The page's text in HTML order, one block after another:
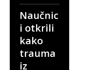
Naučnic
i otkrili
kako
trauma
iz